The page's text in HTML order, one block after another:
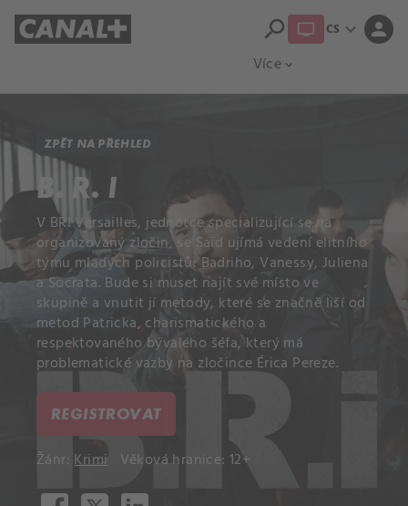
Více expand_more
search CS expand_more person
ZPĚT NA PŘEHLED
B. R. I
V BRI Versailles, jednotce specializující se na
organizovaný zločin, se Saïd ujímá vedení elitního
týmu mladých policistů: Badriho, Vanessy, Juliena
a Socrata. Bude si muset najít své místo ve
skupině a vnutit jí metody, které se značně liší od
metod Patricka, charismatického a
respektovaného bývalého šéfa, který má
problematické vazby na zločince Érica Pereze.
REGISTROVAT
Žánr:Krimi Věková hranice: 12+